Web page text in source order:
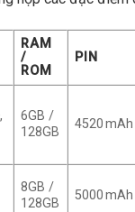
RAM
/
ROM
PIN
6GB /
128GB
4520 mAh
8GB /
128GB
5000 mAh